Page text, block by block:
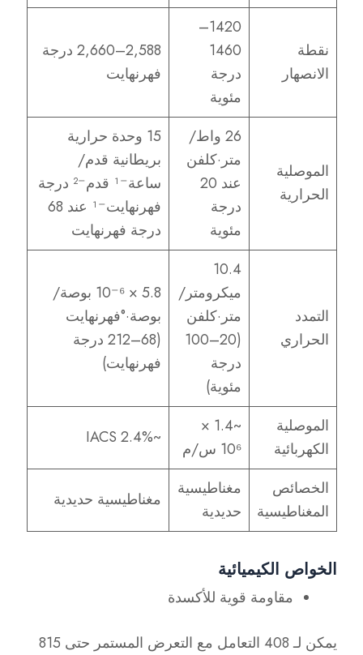
نقطة
الانصهار
1420–
1460
درجة
مئوية
2,588–2,660 درجة
فهرنهايت
الموصلية
الحرارية
26 واط/
متر·كلفن
عند 20
درجة
مئوية
15 وحدة حرارية
بريطانية قدم/
ساعة⁻¹ قدم⁻² درجة
فهرنهايت⁻¹ عند 68
درجة فهرنهايت
التمدد
الحراري
10.4
ميكرومتر/
متر·كلفن
(20–100
درجة
مئوية)
5.8 × 10⁻⁶ بوصة/
بوصة·°فهرنهايت
(68–212 درجة
فهرنهايت)
الموصلية
الكهربائية
~1.4 ×
10⁶ س/م
~2.4% IACS
الخصائص
المغناطيسية
مغناطيسية
حديدية
مغناطيسية حديدية
الخواص الكيميائية
مقاومة قوية للأكسدة
يمكن لـ 408 التعامل مع التعرض المستمر حتى 815